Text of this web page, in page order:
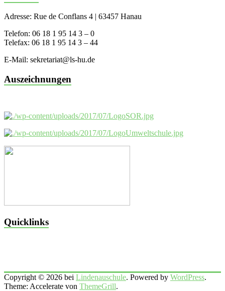
Adresse: Rue de Conflans 4 | 63457 Hanau
Telefon: 06 18 1 95 14 3 – 0
Telefax: 06 18 1 95 14 3 – 44
E-Mail: sekretariat@ls-hu.de
Auszeichnungen
Quicklinks
Copyright © 2026 bei Lindenauschule. Powered by WordPress.
Theme: Accelerate von ThemeGrill.